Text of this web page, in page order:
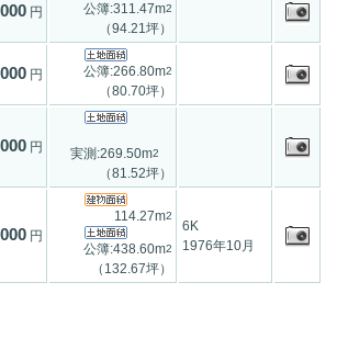
円 公簿:311.47m2
（94.21坪）
円 公簿:266.80m2
（80.70坪）
円 実測:269.50m2
（81.52坪）
円
114.27m2
公簿:438.60m2
（132.67坪）
6K
1976年10月